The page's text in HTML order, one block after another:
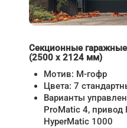
Секционные
(2500 х 2124 мм)
Мотив: М-гофр
Цвета: 7
Варианты
ProMatic 4, привод
HyperMatic 1000